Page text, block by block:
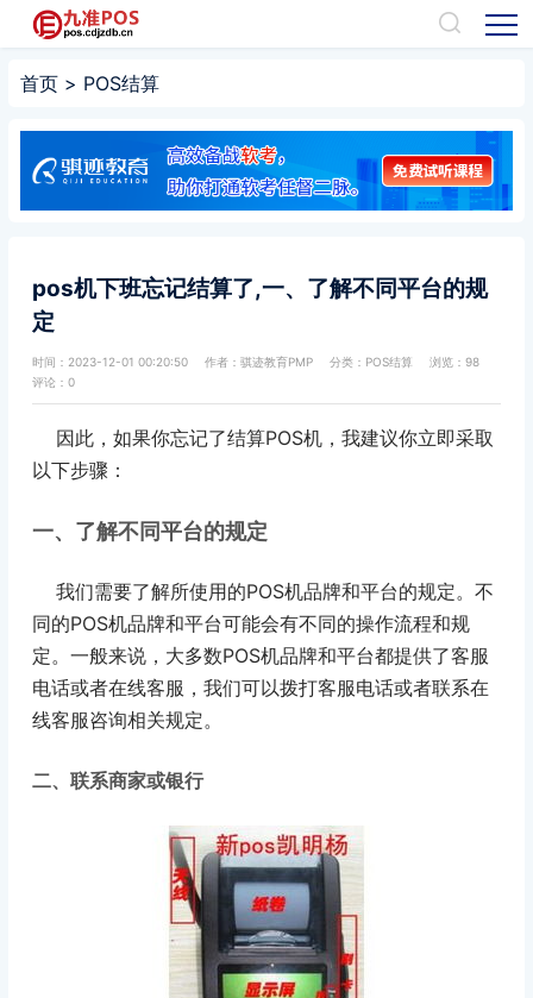
首页> POS结算
pos机下班忘记结算了,一、了解不同平台的规
定
时间：2023-12-01 00:20:50 作者：骐迹教育PMP 分类： POS结算
浏览：98
评论：0
因此，如果你忘记了结算POS机，我建议你立即采取
以下步骤：
一、了解不同平台的规定
我们需要了解所使用的POS机品牌和平台的规定。不
同的POS机品牌和平台可能会有不同的操作流程和规
定。一般来说，大多数POS机品牌和平台都提供了客服
电话或者在线客服，我们可以拨打客服电话或者联系在
线客服咨询相关规定。
二、联系商家或银行